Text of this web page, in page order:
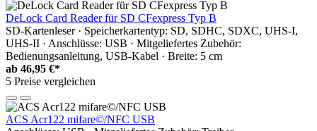
DeLock Card Reader für SD CFexpress Typ B
SD-Kartenleser · Speicherkartentyp: SD, SDHC, SDXC, UHS-I,
UHS-II · Anschlüsse: USB · Mitgeliefertes Zubehör:
Bedienungsanleitung, USB-Kabel · Breite: 5 cm
ab 46,95 €*
5 Preise vergleichen
ACS Acr122 mifare©/NFC USB